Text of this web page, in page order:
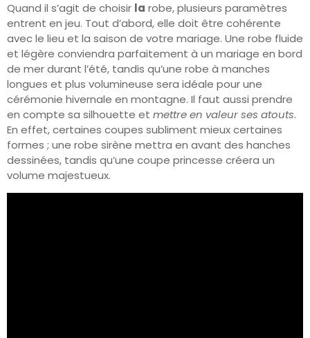
Quand il s’agit de choisir la robe, plusieurs paramètres
entrent en jeu. Tout d’abord, elle doit être cohérente
avec le lieu et la saison de votre mariage. Une robe fluide
et légère conviendra parfaitement à un mariage en bord
de mer durant l’été, tandis qu’une robe à manches
longues et plus volumineuse sera idéale pour une
cérémonie hivernale en montagne. Il faut aussi prendre
en compte sa silhouette et mettre en valeur ses atouts.
En effet, certaines coupes subliment mieux certaines
formes ; une robe sirène mettra en avant des hanches
dessinées, tandis qu’une coupe princesse créera un
volume majestueux.